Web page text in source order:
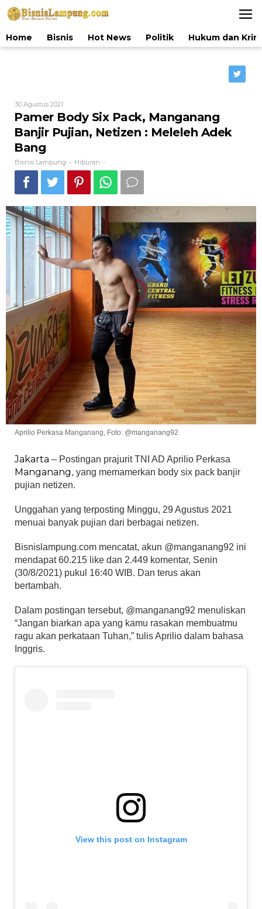
Lewati
ke
Home
Bisnis Hot News Politik Hukum dan
30 Agustus 2021
Bisnis
Lampung
Pamer Body Six Pack, Manganang
Banjir Pujian, Netizen : Meleleh Adek
Bang
Bisnis Lampung - Hiburan -
Aprilio Perkasa Manganang, Foto: @manganang92
Jakarta – Postingan prajurit TNI AD Aprilio Perkasa
Manganang, yang memamerkan body six pack banjir
pujian netizen.
Unggahan yang terposting Minggu, 29 Agustus 2021
menuai banyak pujian dari berbagai netizen.
Bisnislampung.com mencatat, akun @manganang92 ini
mendapat 60.215 like dan 2.449 komentar, Senin
(30/8/2021) pukul 16:40 WIB. Dan terus akan
bertambah.
Dalam postingan tersebut, @manganang92 menuliskan
“Jangan biarkan apa yang kamu rasakan membuatmu
ragu akan perkataan Tuhan,” tulis Aprilio dalam bahasa
Inggris.
View this post on Instagram